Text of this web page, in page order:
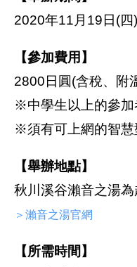
2020年11月19日(
【參加費用】
2800日圓(含稅、附
※中學生以上的參加
※須有可上網的智慧
【舉辦地點】
秋川溪谷瀨音之湯
＞瀨音之湯官網
【所需時間】